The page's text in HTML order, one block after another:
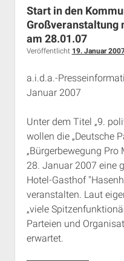
NPD-
auf
dem
am
13.2.07
Start in den
Großveranstaltung
am 28.01.07
Veröffentlicht 19. Januar
a.i.d.a.-
Januar 2007
Unter dem Titel „9.
wollen die „Deutsche
„Bürgerbewegung Pro
28. Januar 2007 eine
Hotel-Gasthof
veranstalten. Laut
„viele
Parteien und
erwartet.